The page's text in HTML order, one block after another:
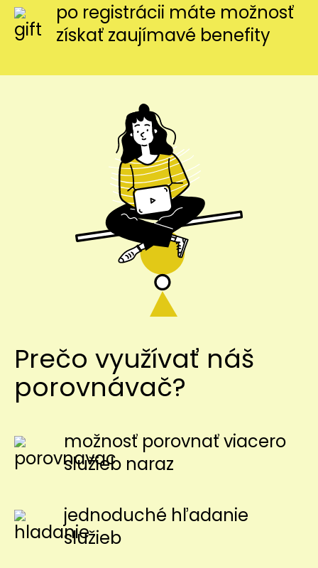
po registrácii máte možnosť
získať zaujímavé benefity
Prečo využívať náš
porovnávač?
možnosť porovnať viacero
služieb naraz
jednoduché hľadanie
služieb